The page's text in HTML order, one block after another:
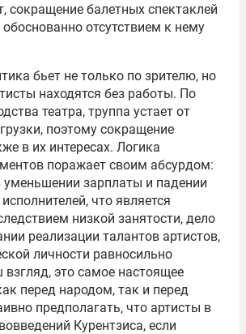
сокращение балетных спектаклей
отсутствием к нему
бьет не только по зрителю, но
находятся без работы. По
театра, труппа устает от
поэтому сокращение
в их интересах. Логика
поражает своим абсурдом:
уменьшении зарплаты и падении
что является
низкой занятости, дело
реализации талантов артистов,
личности равносильно
это самое настоящее
перед народом, так и перед
предполагать, что артисты в
Курентзиса, если